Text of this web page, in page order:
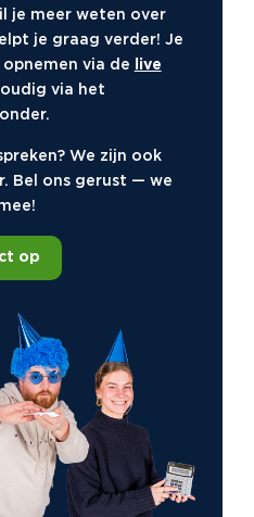
je meer weten over
je graag verder! Je
via de
live
via het
We zijn ook
Bel ons gerust — we
op